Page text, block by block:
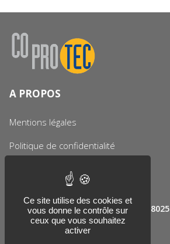
A PROPOS
Mentions légales
Politique de confidentialité
12, impasse Montgolfier CS40010 68025
STE CROIX EN PLAINE CEDEX
Ce site utilise des cookies et
vous donne le contrôle sur
ceux que vous souhaitez
activer